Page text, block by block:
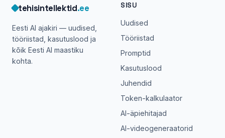
tehisintellektid.ee
Eesti AI ajakiri — uudised,
tööriistad, kasutuslood ja
kõik Eesti AI maastiku
kohta.
SISU
Uudised
Tööriistad
Promptid
Kasutuslood
Juhendid
Token-kalkulaator
AI-äpiehitajad
AI-videogeneraatorid